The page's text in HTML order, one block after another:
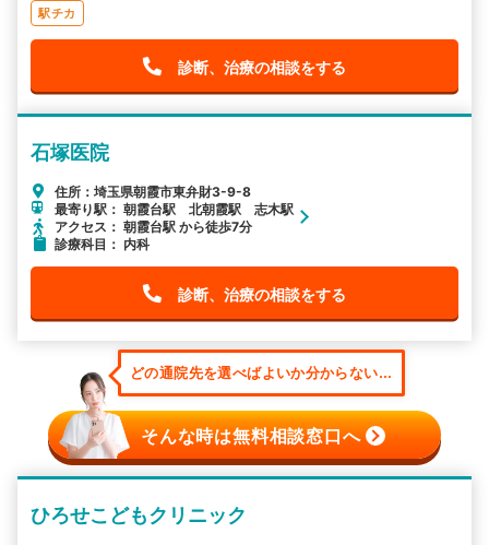
駅チカ
診断、治療の相談をする
石塚医院
住所：埼玉県朝霞市東弁財3-9-8
最寄り駅： 朝霞台駅 北朝霞駅 志木駅
アクセス： 朝霞台駅 から徒歩7分
診療科目： 内科
診断、治療の相談をする
どの通院先を選べばよいか分からない...
そんな時は無料相談窓口へ
ひろせこどもクリニック